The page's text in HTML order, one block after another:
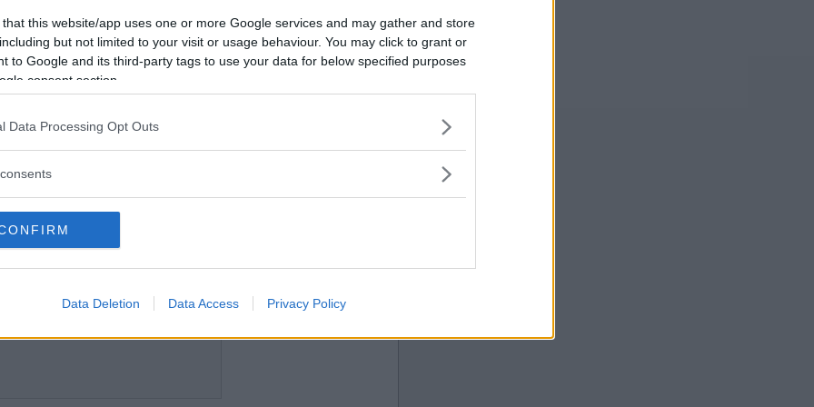
that this website/app uses one or more Google services and may gather and store
but not limited to your visit or usage behaviour. You may click to grant or
to Google and its third-party tags to use your data for below specified purposes
consent section.
Data Processing Opt Outs
Data Deletion Data Access Privacy Policy
2011-02-05 22:21
Vill du bli
medlem?